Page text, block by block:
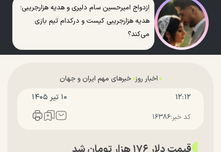
ازدواج امیرحسین سام دلیری و هدیه هزارجریبی؛
هدیه هزارجریبی کیست و درکدام تیم بازی
می‌کند؟
اخبار روز خبرهای مهم ایران و جهان
۱۲:۱۲ ۱۰ تير ۱۴۰۵
کد خبر:۱۶۳۸۶